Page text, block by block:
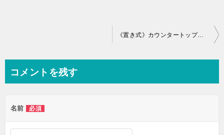
ビ
ー
シ
《置き式》カウンタートップに設置するコーナーサインの作図事例
コメントを残す
名前 必須